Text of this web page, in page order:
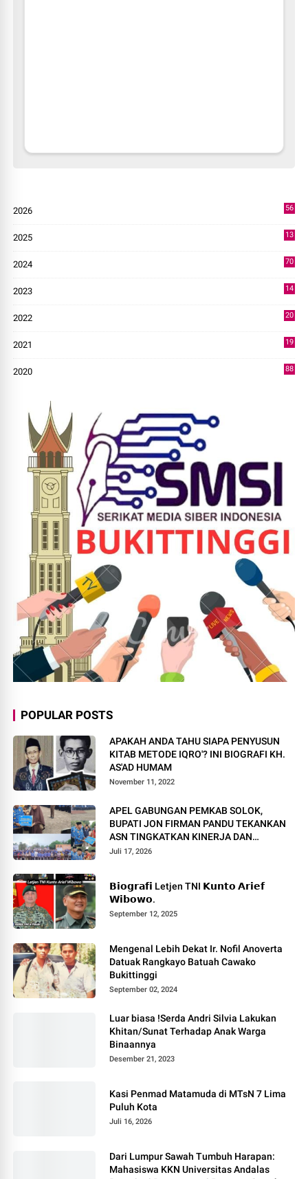
2026
56
2025
13
2024
70
2023
14
2022
20
2021
19
2020
88
POPULAR POSTS
APAKAH ANDA TAHU SIAPA PENYUSUN
KITAB METODE IQRO'? INI BIOGRAFI KH.
AS'AD HUMAM
November 11, 2022
APEL GABUNGAN PEMKAB SOLOK,
BUPATI JON FIRMAN PANDU TEKANKAN
ASN TINGKATKAN KINERJA DAN
PELAYANAN MASYARAKAT.
Juli 17, 2026
𝗕𝗶𝗼𝗴𝗿𝗮𝗳𝗶 Letjen TNI 𝗞𝘂𝗻𝘁𝗼 𝗔𝗿𝗶𝗲𝗳
𝗪𝗶𝗯𝗼𝘄𝗼.
September 12, 2025
Mengenal Lebih Dekat Ir. Nofil Anoverta
Datuak Rangkayo Batuah Cawako
Bukittinggi
September 02, 2024
Luar biasa !Serda Andri Silvia Lakukan
Khitan/Sunat Terhadap Anak Warga
Binaannya
Desember 21, 2023
Kasi Penmad Matamuda di MTsN 7 Lima
Puluh Kota
Juli 16, 2026
Dari Lumpur Sawah Tumbuh Harapan:
Mahasiswa KKN Universitas Andalas